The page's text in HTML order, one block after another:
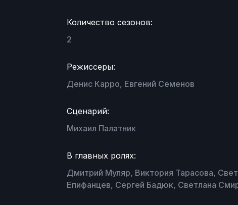
Количество сезонов:
2
Режиссеры:
Денис Карро, Евгений Семенов
Сценарий:
Михаил Палатник
В главных ролях:
Дмитрий Муляр, Виктория Тарасова,
Епифанцев, Сергей Бадюк, Светлана